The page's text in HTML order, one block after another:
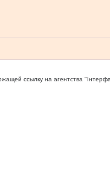
ссылку на агентства